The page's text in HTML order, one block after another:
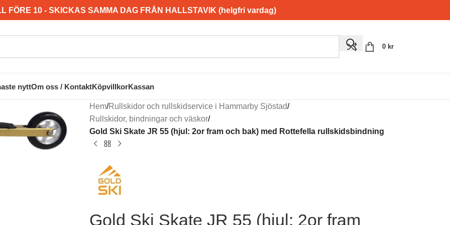
FÖRE 10 - SKICKAS SAMMA DAG FRÅN HALLSTAVIK (helgfri vardag)
0 kr
nyttOm oss / KontaktKöpvillkorKassan
Hem/Rullskidor och rullskidservice i Hammarby Sjöstad/
Rullskidor, bindningar och väskor/
Gold Ski Skate JR 55 (hjul: 2or fram och bak) med Rottefella rullskidsbindning
Gold Ski Skate JR 55 (hjul: 2or fram